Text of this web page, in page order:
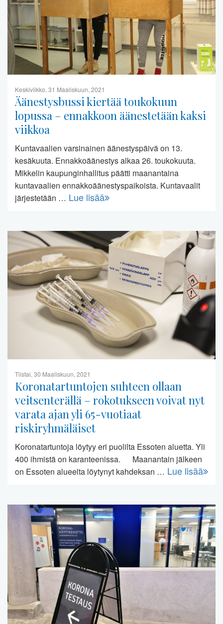
Keskiviikko, 31 Maaliskuun, 2021
Äänestysbussi kiertää toukokuun
lopussa – ennakkoon äänestetään kaksi
viikkoa
Kuntavaalien varsinainen äänestyspäivä on 13.
kesäkuuta. Ennakkoäänestys alkaa 26. toukokuuta.
Mikkelin kaupunginhallitus päätti maanantaina
kuntavaalien ennakkoäänestyspaikoista. Kuntavaalit
järjestetään … Lue lisää
Tiistai, 30 Maaliskuun, 2021
Koronatartuntojen suhteen ollaan
veitsenterällä – rokotukseen voivat nyt
varata ajan yli 65-vuotiaat
riskiryhmäläiset
Koronatartuntoja löytyy eri puolilta Essoten aluetta. Yli
400 ihmistä on karanteenissa. Maanantain jälkeen
on Essoten alueelta löytynyt kahdeksan … Lue lisää